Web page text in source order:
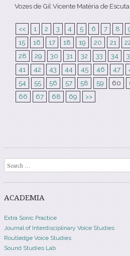
Vozes de Gil Vicente Matéria de Escuta
<< 1 2 3 4 5 6 7 8
15
16 17 18 19 20 21
28
29 30 31 32 33 34
41
42 43 44 45 46 47
54
55 56 57 58 59 60
66
67 68 69 >>
Search
ACADEMIA
Extra Sonic Practice
Journal of Interdisciplinary Voice Studies
Routledge Voice Studies
Sound Studies Lab